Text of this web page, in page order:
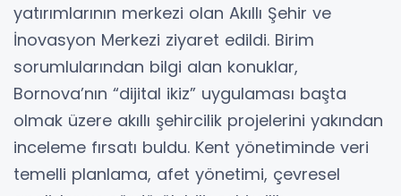
yatırımlarının merkezi olan Akıllı Şehir ve
İnovasyon Merkezi ziyaret edildi. Birim
sorumlularından bilgi alan konuklar,
Bornova’nın “dijital ikiz” uygulaması başta
olmak üzere akıllı şehircilik projelerini yakından
inceleme fırsatı buldu. Kent yönetiminde veri
temelli planlama, afet yönetimi, çevresel